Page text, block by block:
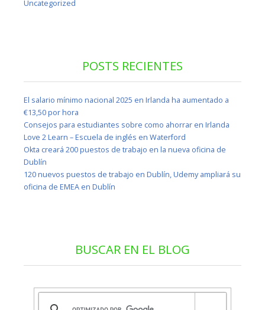
Uncategorized
POSTS RECIENTES
El salario mínimo nacional 2025 en Irlanda ha aumentado a
€13,50 por hora
Consejos para estudiantes sobre como ahorrar en Irlanda
Love 2 Learn – Escuela de inglés en Waterford
Okta creará 200 puestos de trabajo en la nueva oficina de
Dublín
120 nuevos puestos de trabajo en Dublín, Udemy ampliará su
oficina de EMEA en Dublín
BUSCAR EN EL BLOG